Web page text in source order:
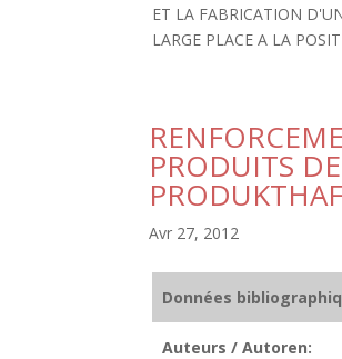
ET LA FABRICATION
LARGE PLACE A LA
PRODUITS
Avr 27, 2012
Données
Auteurs / Autoren: